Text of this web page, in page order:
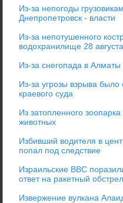
Из-за непогоды
Днепропетровск - власти
Из-за непотушенного
водохранилище 28
Из-за снегопада в
Из-за угрозы взрыва
краевого суда
Из затопленного
животных
Избивший водителя в
попал под следствие
Израильские ВВС
ответ на ракетный обстрел
Извержение вулкана